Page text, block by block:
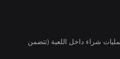
شراء داخل اللعبة (تتضمن